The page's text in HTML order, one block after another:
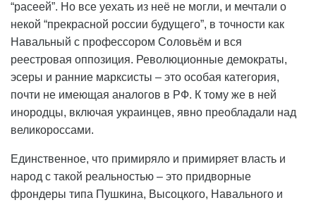
“расеей”. Но все уехать из неё не могли, и мечтали о
некой “прекрасной россии будущего”, в точности как
Навальный с профессором Соловьём и вся
реестровая оппозиция. Революционные демократы,
эсеры и ранние марксисты – это особая категория,
почти не имеющая аналогов в РФ. К тому же в ней
инородцы, включая украинцев, явно преобладали над
великороссами.
Единственное, что примиряло и примиряет власть и
народ с такой реальностью – это придворные
фрондеры типа Пушкина, Высоцкого, Навального и